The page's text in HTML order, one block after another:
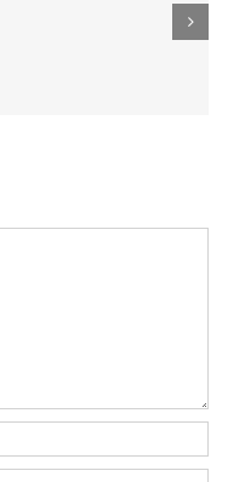
Compte-rendu AG du